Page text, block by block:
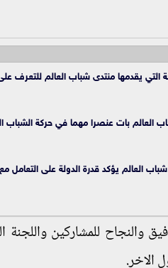
التي يقدمها منتدى شباب العالم للتعرف
العالم بات عنصرا مهما في حركة الشباب
العالم يؤكد قدرة الدولة على التعامل
والنجاح للمشاركين
الاخر.